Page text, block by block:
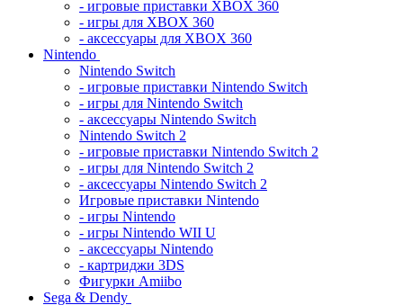
- игровые приставки XBOX 360
- игры для XBOX 360
- аксессуары для XBOX 360
Nintendo
Nintendo Switch
- игровые приставки Nintendo Switch
- игры для Nintendo Switch
- аксессуары Nintendo Switch
Nintendo Switch 2
- игровые приставки Nintendo Switch 2
- игры для Nintendo Switch 2
- аксессуары Nintendo Switch 2
Игровые приставки Nintendo
- игры Nintendo
- игры Nintendo WII U
- аксессуары Nintendo
- картриджи 3DS
Фигурки Amiibo
Sega & Dendy